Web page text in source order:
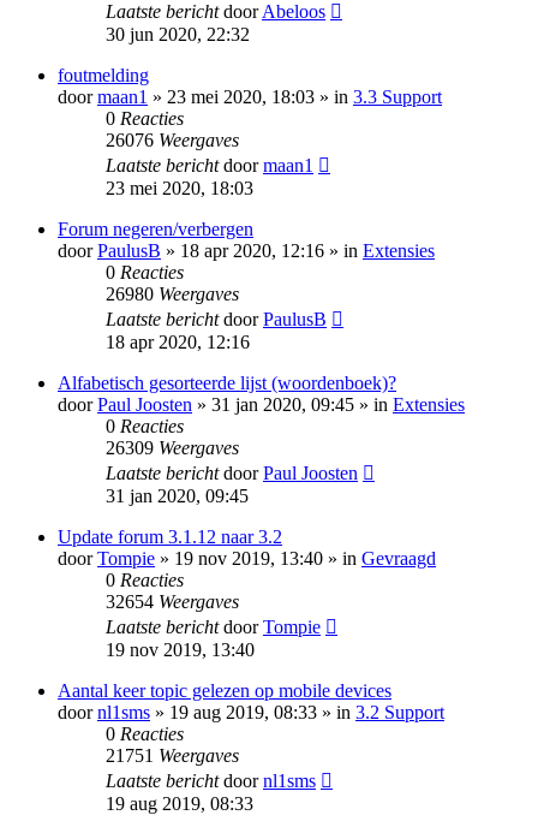
Laatste berichtdoorAbeloos
30 jun 2020, 22:32
foutmelding
doormaan1 » 23 mei 2020, 18:03 » in 3.3 Support
0 Reacties
26076 Weergaves
Laatste berichtdoormaan1
23 mei 2020, 18:03
Forum negeren/verbergen
doorPaulusB » 18 apr 2020, 12:16 » in Extensies
0 Reacties
26980 Weergaves
Laatste berichtdoorPaulusB
18 apr 2020, 12:16
Alfabetisch gesorteerde lijst (woordenboek)?
doorPaul Joosten » 31 jan 2020, 09:45 » in Extensies
0 Reacties
26309 Weergaves
Laatste berichtdoorPaul Joosten
31 jan 2020, 09:45
Update forum 3.1.12 naar 3.2
doorTompie » 19 nov 2019, 13:40 » in Gevraagd
0 Reacties
32654 Weergaves
Laatste berichtdoorTompie
19 nov 2019, 13:40
Aantal keer topic gelezen op mobile devices
doornl1sms » 19 aug 2019, 08:33 » in 3.2 Support
0 Reacties
21751 Weergaves
Laatste berichtdoornl1sms
19 aug 2019, 08:33